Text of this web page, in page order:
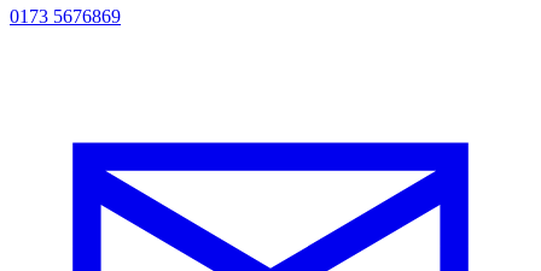
0173 5676869